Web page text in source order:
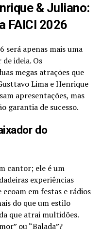
& Juliano:
FAICI 2026
será apenas mais uma
ideia. Os
megas atrações que
Lima e Henrique
apresentações, mas
garantia de sucesso.
do
cantor; ele é um
experiências
em festas e rádios
do que um estilo
que atrai multidões.
ou “Balada”?